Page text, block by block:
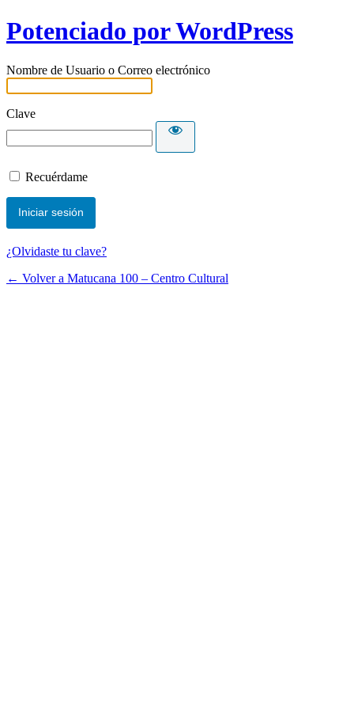
Potenciado por WordPress
Nombre de Usuario o Correo electrónico
Clave
Recuérdame
¿Olvidaste tu clave?
← Volver a Matucana 100 – Centro Cultural